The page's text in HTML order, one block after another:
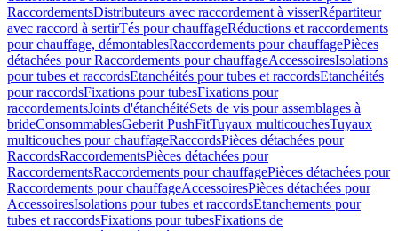
RaccordementsDistributeurs avec raccordement à visserRépartiteur
avec raccord à sertirTés pour chauffageRéductions et raccordements
pour chauffage, démontablesRaccordements pour chauffagePièces
détachées pour Raccordements pour chauffageAccessoiresIsolations
pour tubes et raccordsEtanchéités pour tubes et raccordsEtanchéités
pour raccordsFixations pour tubesFixations pour
raccordementsJoints d'étanchéitéSets de vis pour assemblages à
brideConsommablesGeberit PushFitTuyaux multicouchesTuyaux
multicouches pour chauffageRaccordsPièces détachées pour
RaccordsRaccordementsPièces détachées pour
RaccordementsRaccordements pour chauffagePièces détachées pour
Raccordements pour chauffageAccessoiresPièces détachées pour
AccessoiresIsolations pour tubes et raccordsEtanchements pour
tubes et raccordsFixations pour tubesFixations de